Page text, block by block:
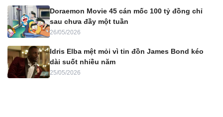
Doraemon Movie 45 cán mốc 100 tỷ đồng chỉ
sau chưa đầy một tuần
26/05/2026
Idris Elba mệt mỏi vì tin đồn James Bond kéo
dài suốt nhiều năm
25/05/2026